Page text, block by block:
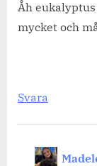
Åh
mycket och
Svara